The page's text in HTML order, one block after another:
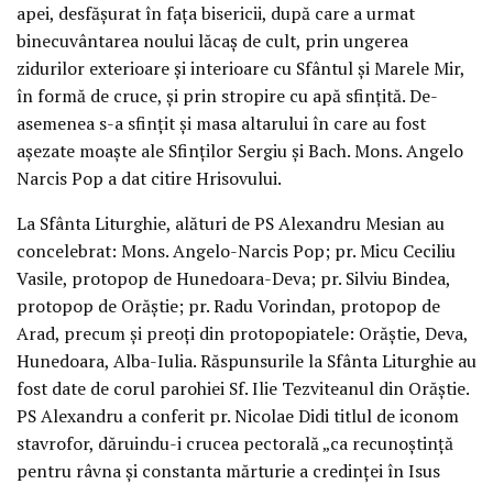
apei, desfăşurat în faţa bisericii, după care a urmat
binecuvântarea noului lăcaş de cult, prin ungerea
zidurilor exterioare şi interioare cu Sfântul şi Marele Mir,
în formă de cruce, şi prin stropire cu apă sfinţită. De-
asemenea s-a sfinţit şi masa altarului în care au fost
aşezate moaşte ale Sfinţilor Sergiu şi Bach. Mons. Angelo
Narcis Pop a dat citire Hrisovului.
La Sfânta Liturghie, alături de PS Alexandru Mesian au
concelebrat: Mons. Angelo-Narcis Pop; pr. Micu Ceciliu
Vasile, protopop de Hunedoara-Deva; pr. Silviu Bindea,
protopop de Orăştie; pr. Radu Vorindan, protopop de
Arad, precum şi preoţi din protopopiatele: Orăştie, Deva,
Hunedoara, Alba-Iulia. Răspunsurile la Sfânta Liturghie au
fost date de corul parohiei Sf. Ilie Tezviteanul din Orăştie.
PS Alexandru a conferit pr. Nicolae Didi titlul de iconom
stavrofor, dăruindu-i crucea pectorală „ca recunoştinţă
pentru râvna şi constanta mărturie a credinţei în Isus